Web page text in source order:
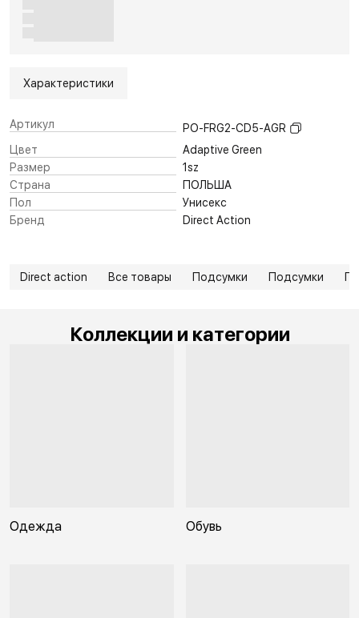
Характеристики
Артикул
PO-FRG2-CD5-AGR
Цвет
Adaptive Green
Размер
1sz
Страна
ПОЛЬША
Пол
Унисекс
Бренд
Direct Action
Direct action Все товары Подсумки Подсумки
Коллекции и категории
Одежда Обувь